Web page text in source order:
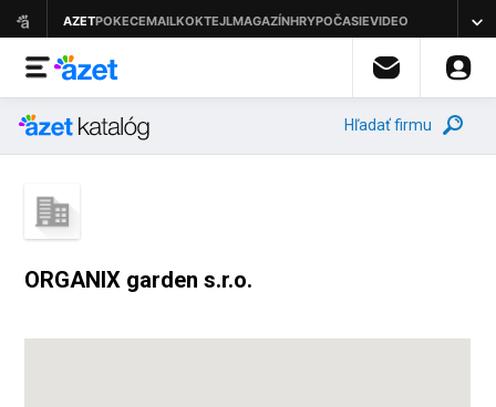
Hľadať firmu
ORGANIX garden s.r.o.